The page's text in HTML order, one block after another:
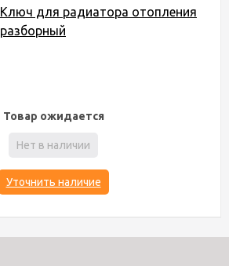
Ключ для радиатора отопления
разборный
Товар ожидается
Нет в наличии
Уточнить наличие